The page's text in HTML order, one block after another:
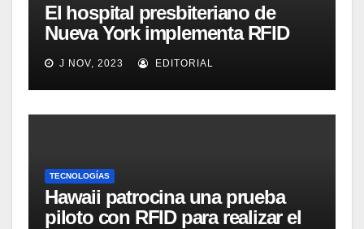
El hospital presbiteriano de
Nueva York implementa RFID
para mejorar el proceso de
inventario de equipamiento
médico
J NOV, 2023 EDITORIAL
TECNOLOGÍAS
Hawaii patrocina una prueba
piloto con RFID para realizar el